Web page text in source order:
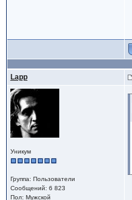
Lapp
Уникум
Группа: Пользователи
Сообщений: 6 823
Пол: Мужской